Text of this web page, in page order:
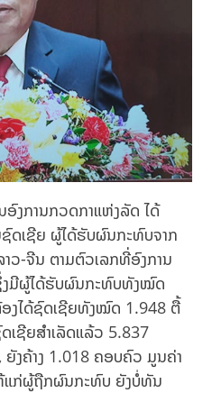
ງການກວດກາແຫ່ງລັດ ໄດ້
ຊົດເຊີຍ ຜູ້ໄດ້ຮັບຜົນກະທົບຈາກ
າວ-ຈີນ ຕາມຕົວເລກທີ່ອົງການ
ງມີຜູ້ໄດ້ຮັບຜົນກະທົບທັງໝົດ
ງໄດ້ຊົດເຊີຍທັງໝົດ 1.948 ຕື້
ເຊີຍສຳເລັດແລ້ວ 5.837
ງຄ້າງ 1.018 ຄອບຄົວ ມູນຄ່າ
ແກ່ຜູ້ຖືກຜົນກະທົບ ຍັງບໍ່ທັນ